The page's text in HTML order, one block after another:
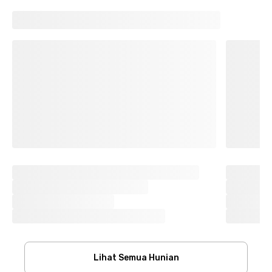
Lihat Semua Hunian